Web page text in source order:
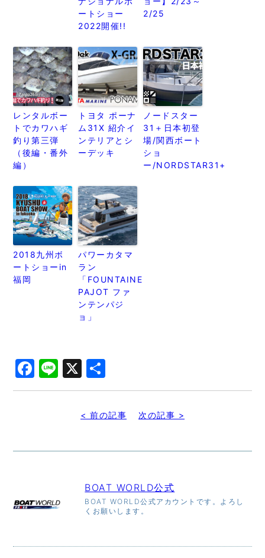
ートショー
2022開催!!
2/25
レンタルボー
トでカワハギ
釣り第三弾
（後編・番外
編）
トヨタ ポーナ
ム31X 紹介イ
ンテリアとシ
ーデッキ
ノードスター
31＋日本初登
場/関西ボート
ショ
ー/NORDSTAR31+
2018九州ボ
ートショーin
福岡
パワーカタマ
ラン
「FOUNTAINE
PAJOT ファ
ンテンパジ
ョ」
Facebook
Line
X
有
< 前の記事 次の記事 >
BOAT WORLD公式
BOAT WORLD公式アカウントです。よろし
くお願いします。